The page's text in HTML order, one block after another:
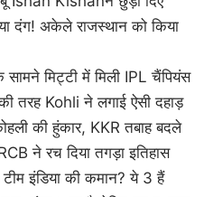
दंग! अकेले राजस्थान को किया
मिट्टी में मिली IPL चैंपियंस
तरह Kohli ने लगाई ऐसी दहाड़
की हुंकार, KKR तबाह बदले
ने रच दिया तगड़ा इतिहास
टीम इंडिया की कमान? ये 3 हैं